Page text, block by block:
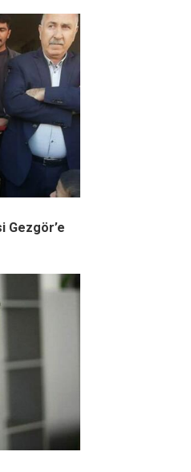
Gezgör’e